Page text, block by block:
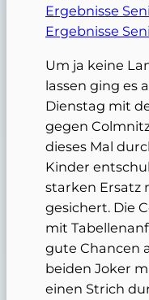
Ergebnisse
Ergebnisse
Um ja keine
lassen ging es
Dienstag mit
gegen
dieses Mal
Kinder
starken Ersatz
gesichert. Die
mit
gute Chancen
beiden Joker
einen Strich